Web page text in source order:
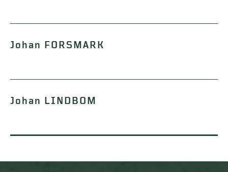
Johan FORSMARK
Johan LINDBOM